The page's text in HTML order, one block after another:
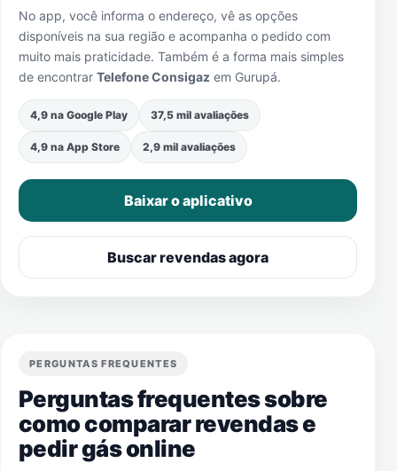
No app, você informa o endereço, vê as opções
disponíveis na sua região e acompanha o pedido com
muito mais praticidade. Também é a forma mais simples
de encontrar Telefone Consigaz em Gurupá.
4,9 na Google Play 37,5 mil avaliações
4,9 na App Store 2,9 mil avaliações
Baixar o aplicativo
Buscar revendas agora
PERGUNTAS FREQUENTES
Perguntas frequentes sobre
como comparar revendas e
pedir gás online